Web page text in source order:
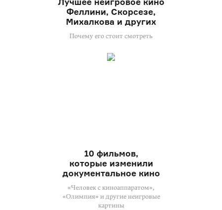
Феллини, Скорсезе,
Михалкова и других
Почему его стоит смотреть
10 фильмов,
которые изменили
документальное кино
«Человек с киноаппаратом»,
«Олимпия» и другие неигровые
картины